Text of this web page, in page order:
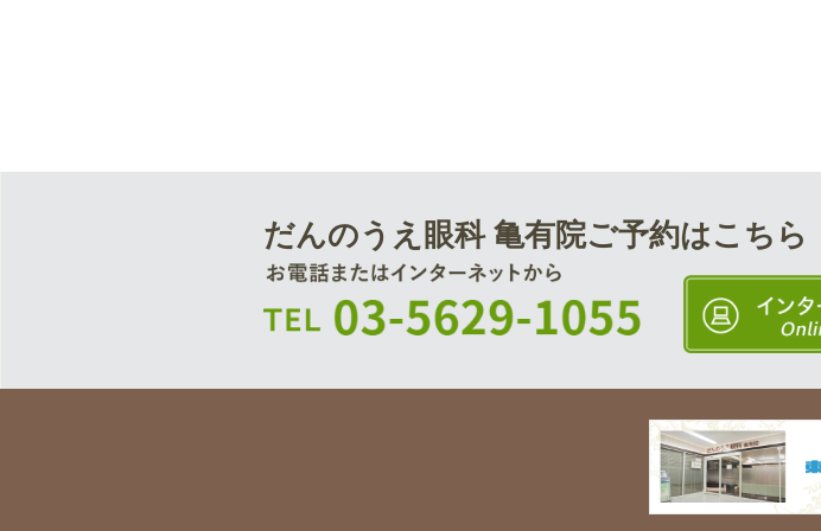
だんのうえ眼科 亀有院ご予約はこちら